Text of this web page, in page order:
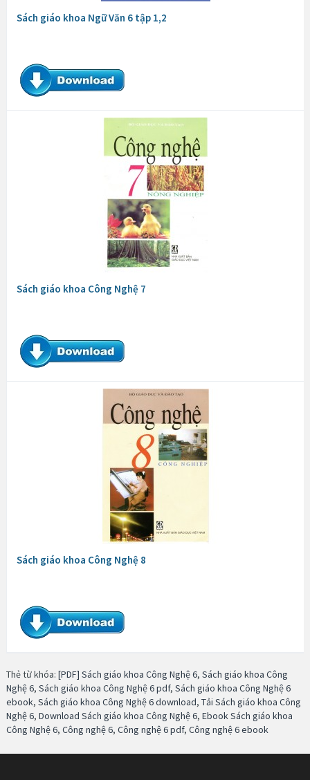
Sách giáo khoa Ngữ Văn 6 tập 1,2
Sách giáo khoa Công Nghệ 7
Sách giáo khoa Công Nghệ 8
Thẻ từ khóa: [PDF] Sách giáo khoa Công Nghệ 6, Sách giáo khoa Công
Nghệ 6, Sách giáo khoa Công Nghệ 6 pdf, Sách giáo khoa Công Nghệ 6
ebook, Sách giáo khoa Công Nghệ 6 download, Tải Sách giáo khoa Công
Nghệ 6, Download Sách giáo khoa Công Nghệ 6, Ebook Sách giáo khoa
Công Nghệ 6, Công nghệ 6, Công nghệ 6 pdf, Công nghệ 6 ebook